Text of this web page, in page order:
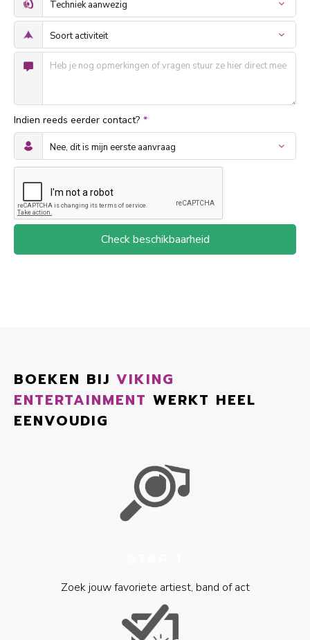
Indien reeds eerder contact? *
Check beschikbaarheid
BOEKEN BIJ VIKING
ENTERTAINMENT WERKT HEEL
EENVOUDIG
Zoek jouw favoriete artiest, band of act